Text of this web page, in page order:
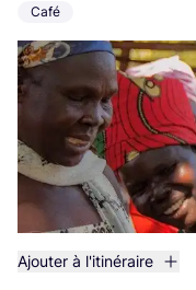
Café
Ajouter à l'itinéraire